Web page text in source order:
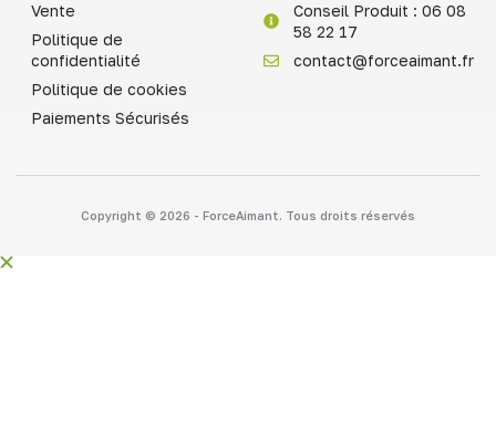
Vente
Politique de
confidentialité
Politique de cookies
Paiements Sécurisés
Conseil Produit : 06 08
58 22 17
contact@forceaimant.fr
Copyright © 2026 - ForceAimant. Tous droits réservés